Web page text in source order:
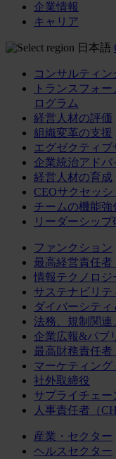
企業情報
キャリア
日本語
コンサルティン
トランスフォ
ログラム
経営人材の評価
組織変革の支援
エグゼクティブ
企業統治アドバ
経営人材の育成
CEOサクセッシ
チームの機能強
リーダーシップ
ファンクション
最高経営責任者
情報テクノロジ
サステナビリテ
ダイバーシテ
法務、規制関連
企業広報&パブ
最高財務責任者
マーケティング
社外取締役
サプライチェー
人事責任者（
産業・セクター
ヘルスセクター